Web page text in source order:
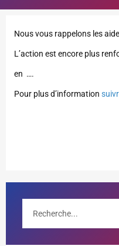
Nous vous rappelons les
L’action est encore plus
en ….
Pour plus d’information